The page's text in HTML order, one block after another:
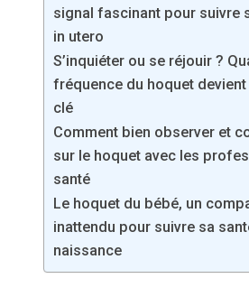
signal fascinant pour suivre
in utero
S’inquiéter ou se réjouir ?
fréquence du hoquet
clé
Comment bien observer et
sur le hoquet avec les
santé
Le hoquet du bébé, un
inattendu pour suivre sa
naissance